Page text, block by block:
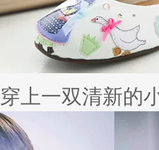
穿上一双清新的